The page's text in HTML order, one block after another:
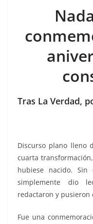
e
b
k
itt
er
ai
l
Tras La Verdad,
Discurso plano lleno
cuarta
hubiese nacido. Sin
simplemente dio
redactaron y pusieron
Fue una